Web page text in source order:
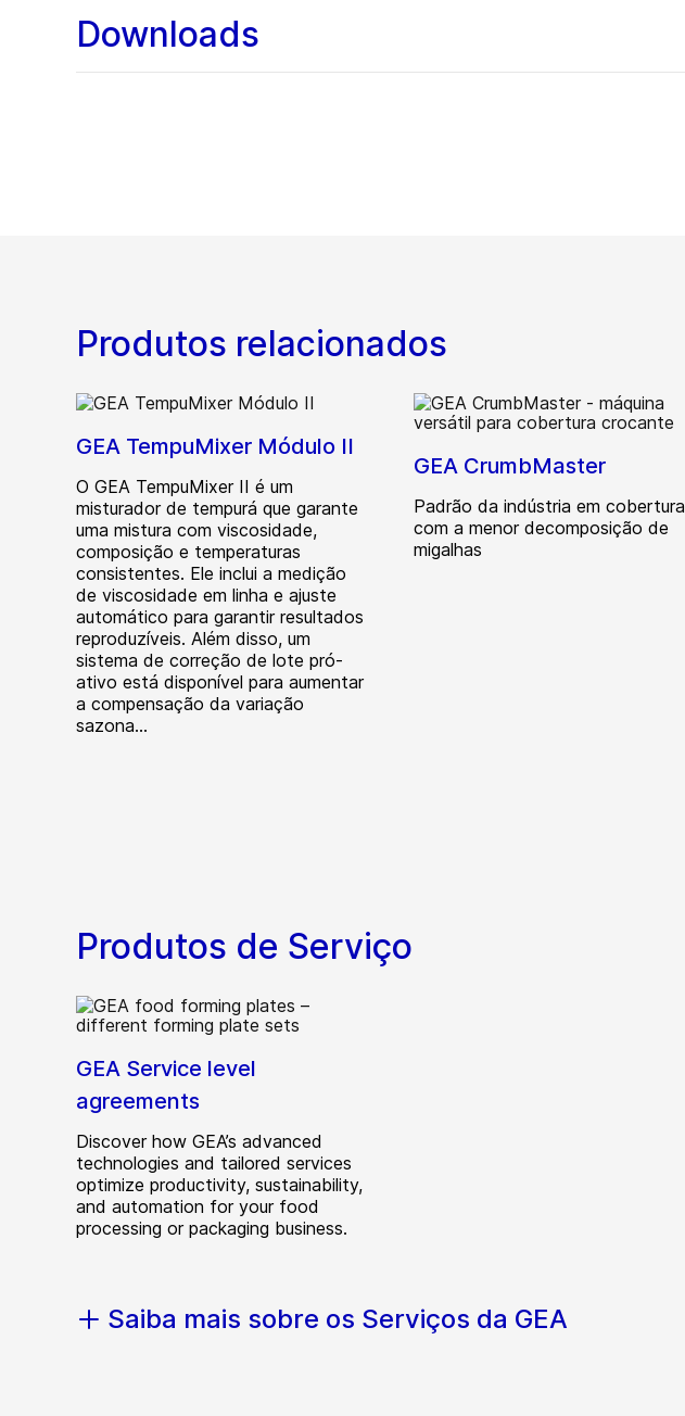
Downloads
Produtos relacionados
GEA TempuMixer Módulo II
O GEA TempuMixer II é um
misturador de tempurá que garante
uma mistura com viscosidade,
composição e temperaturas
consistentes. Ele inclui a medição
de viscosidade em linha e ajuste
automático para garantir resultados
reproduzíveis. Além disso, um
sistema de correção de lote pró-
ativo está disponível para aumentar
a compensação da variação
sazona...
GEA CrumbMaster
Padrão da indústria em cobertura
com a menor decomposição de
migalhas
Produtos de Serviço
GEA Service level
agreements
Discover how GEA’s advanced
technologies and tailored services
optimize productivity, sustainability,
and automation for your food
processing or packaging business.
Saiba mais sobre os Serviços da GEA